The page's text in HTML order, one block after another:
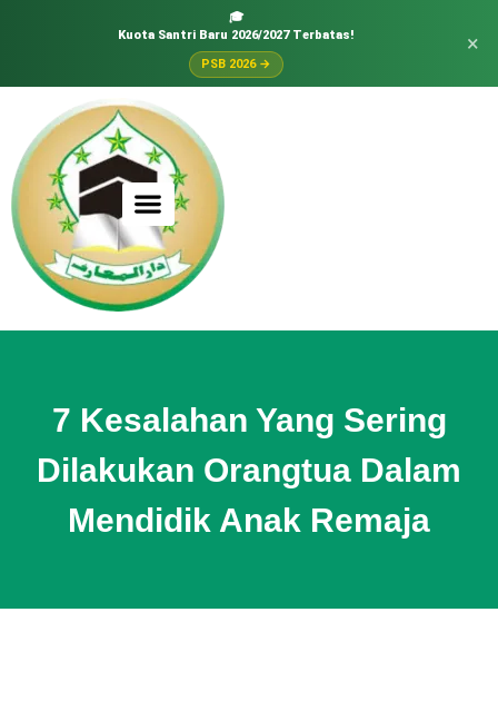
🎓
Kuota Santri Baru 2026/2027 Terbatas!
PSB 2026 →
×
7 Kesalahan Yang Sering
Dilakukan Orangtua Dalam
Mendidik Anak Remaja